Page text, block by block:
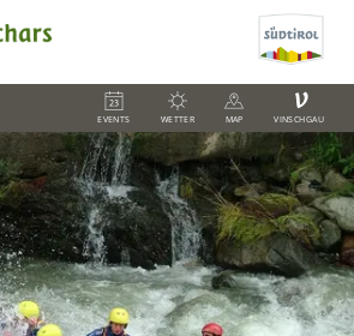
EVENTS WETTER MAP
V
VINSCHGAU